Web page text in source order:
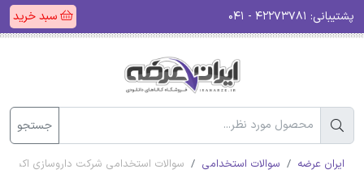
پشتیبانی: سبد خرید
جستجو
ایران عرضه سوالات استخدامی سوالات استخدامی شرکت داروسازی اکسیر